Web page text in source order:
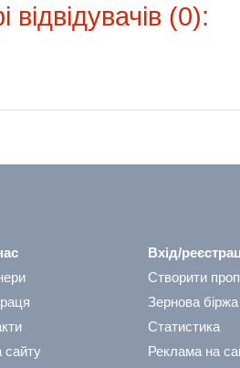
відвідувачів (0):
сайту
Вхід/
Створити
Зернова біржа
Статистика
Реклама на